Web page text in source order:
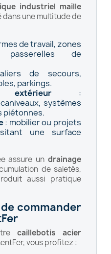
industriel maille
une multitude de
de travail, zones
de
de secours,
parkings.
extérieur :
systèmes
piétonnes.
: mobilier ou projets
une surface
assure un drainage
de saletés,
aussi pratique
commander
caillebotis acier
vous profitez :